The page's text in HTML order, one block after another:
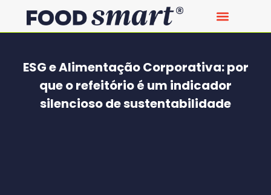
ESG e Alimentação Corporativa: por
que o refeitório é um indicador
silencioso de sustentabilidade